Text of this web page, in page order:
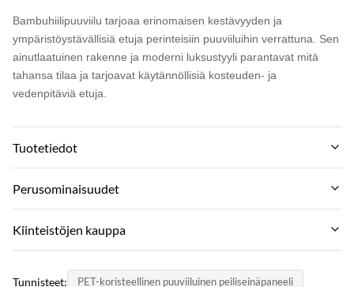
Bambuhiilipuuviilu tarjoaa erinomaisen kestävyyden ja
ympäristöystävällisiä etuja perinteisiin puuviiluihin verrattuna. Sen
ainutlaatuinen rakenne ja moderni luksustyyli parantavat mitä
tahansa tilaa ja tarjoavat käytännöllisiä kosteuden- ja
vedenpitäviä etuja.
Tuotetiedot
Function:
Perusominaisuudet
Tuotemerkki:
TUOTEMALLI:
Kiinteistöjen kauppa
Tunnisteet:
PET-koristeellinen puuviiluinen peiliseinäpaneeli